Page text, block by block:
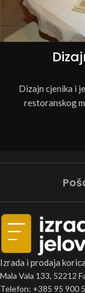
Dizajn cjenika i
restoranskog
Izrada i prodaja
Mala Vala 133, 52212
Telefon: +385 95 900